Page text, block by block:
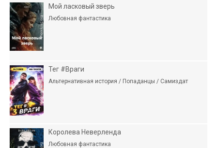
Мой ласковый зверь
Любовная фантастика
Тег #Враги
Альтернативная история / Попаданцы / Самиздат
Королева Неверленда
Любовная фантастика